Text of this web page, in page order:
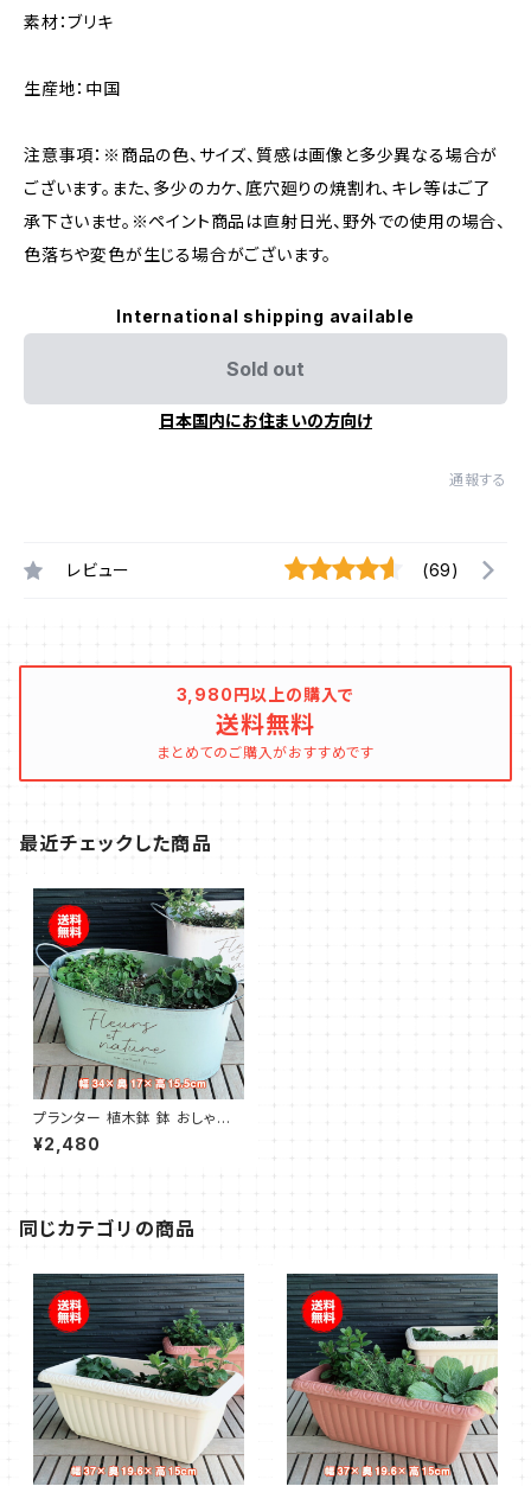
素材：ブリキ
生産地：中国
注意事項：※商品の色、サイズ、質感は画像と多少異なる場合が
ございます。また、多少のカケ、底穴廻りの焼割れ、キレ等はご了
承下さいませ。※ペイント商品は直射日光、野外での使用の場合、
色落ちや変色が生じる場合がございます。
International shipping available
Sold out
日本国内にお住まいの方向け
通報する
レビュー (69)
3,980円以上の購入で
送料無料
まとめてのご購入がおすすめです
最近チェックした商品
プランター 植木鉢 鉢 おしゃれ
（モダンラスティブリキ オーバル
L ミント）
¥2,480
同じカテゴリの商品